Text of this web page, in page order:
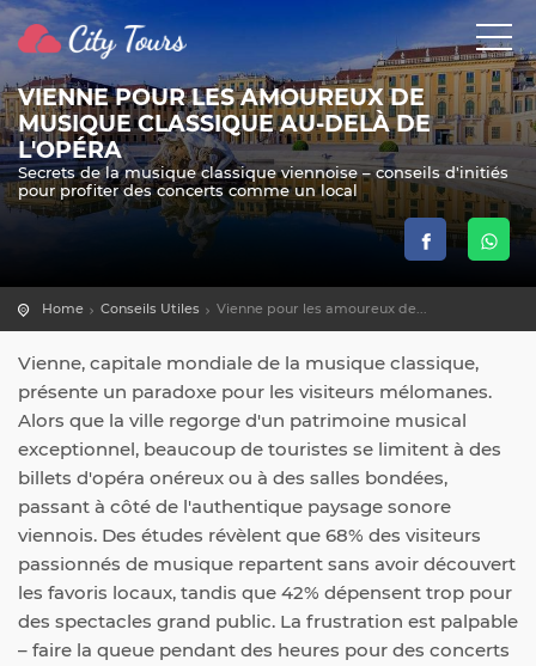
VIENNE POUR LES AMOUREUX DE
MUSIQUE CLASSIQUE AU-DELÀ DE
L'OPÉRA
Secrets de la musique classique viennoise – conseils d'initiés
pour profiter des concerts comme un local
Home Conseils Utiles Vienne pour les amoureux de...
Vienne, capitale mondiale de la musique classique,
présente un paradoxe pour les visiteurs mélomanes.
Alors que la ville regorge d'un patrimoine musical
exceptionnel, beaucoup de touristes se limitent à des
billets d'opéra onéreux ou à des salles bondées,
passant à côté de l'authentique paysage sonore
viennois. Des études révèlent que 68% des visiteurs
passionnés de musique repartent sans avoir découvert
les favoris locaux, tandis que 42% dépensent trop pour
des spectacles grand public. La frustration est palpable
– faire la queue pendant des heures pour des concerts